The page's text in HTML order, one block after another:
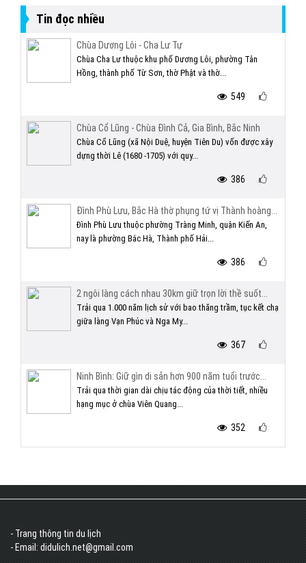
Tin đọc nhiều
Chùa Dương Lôi - Cha Lư Tự
Chùa Cha Lư thuộc khu phố Dương Lôi, phường Tân
Hồng, thành phố Từ Sơn, thờ Phật và thờ...
549
Chùa Cổ Lũng - Chùa Đình Cả, Gia Bình, Bắc Ninh
Chùa Cổ Lũng (xã Nội Duệ, huyện Tiên Du) vốn được xây
dựng thời Lê (1680 -1705) với quy...
386
Đình Phù Lưu, Bắc Hà thờ phụng tứ vị Thành hoàng...
Đình Phù Lưu thuộc phường Tràng Minh, quận Kiến An,
nay là phường Bắc Hà, Thành phố Hải...
386
2 ngôi làng cách nhau 30km giữ trọn lời thề suốt...
Trải qua 1.000 năm lịch sử với bao thăng trầm, tục kết chạ
giữa làng Vạn Phúc và Nga My...
367
Ninh Bình: Giữ gìn di sản hơn 900 năm tuổi trước...
Trải qua thời gian dài chịu tác động của thời tiết, nhiều
hạng mục ở chùa Viên Quang...
352
- Trang thông tin du lịch
- Email: didulich.net@gmail.com